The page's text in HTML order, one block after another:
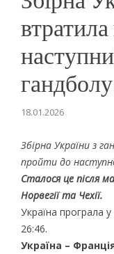
18.01.2026
Збірна України з
пройти до
Сталося це після
Норвегії та Чехії.
Україна програла
26:46.
Україна –